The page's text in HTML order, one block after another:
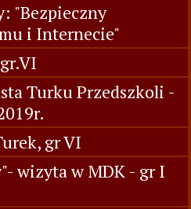
"Bezpieczny
i Internecie"
Turku Przedszkoli -
gr VI
wizyta w MDK - gr I